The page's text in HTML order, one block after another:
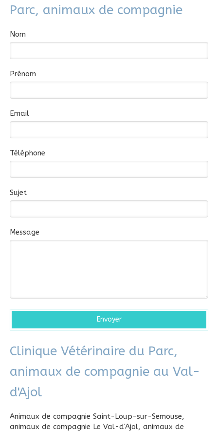
Parc, animaux de compagnie
Nom
Prénom
Email
Téléphone
Sujet
Message
Envoyer
Clinique Vétérinaire du Parc,
animaux de compagnie au Val-
d'Ajol
Animaux de compagnie Saint-Loup-sur-Semouse,
animaux de compagnie Le Val-d'Ajol, animaux de